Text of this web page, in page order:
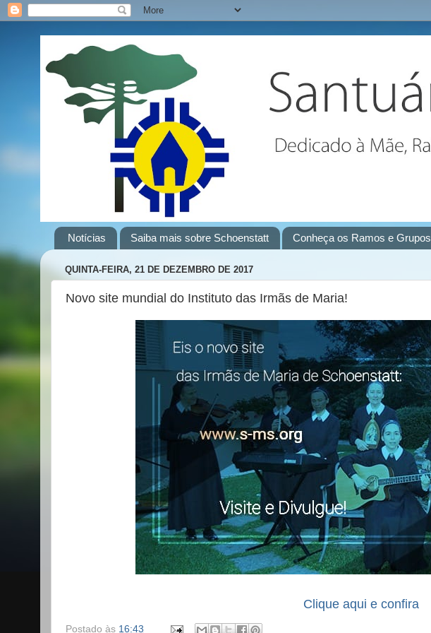
Notícias Saiba mais sobre Schoenstatt Conheça os Ramos e Grupos
QUINTA-FEIRA, 21 DE DEZEMBRO DE 2017
Novo site mundial do Instituto das Irmãs de Maria!
Clique aqui e confira
Postado às 16:43